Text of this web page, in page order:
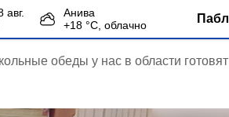
авг.
Анива
+18 °С, облачно
обеды у нас в области